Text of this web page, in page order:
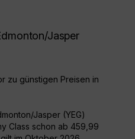
Jasper
zu günstigen Preisen in
Jasper (YEG)
Class schon ab 459,99